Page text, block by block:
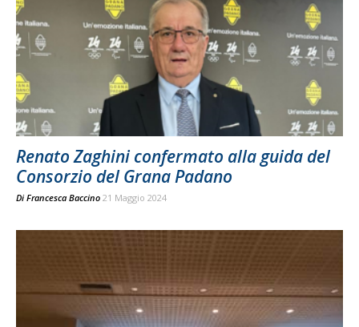
Renato Zaghini confermato alla guida del
Consorzio del Grana Padano
Di Francesca Baccino 21 Maggio 2024